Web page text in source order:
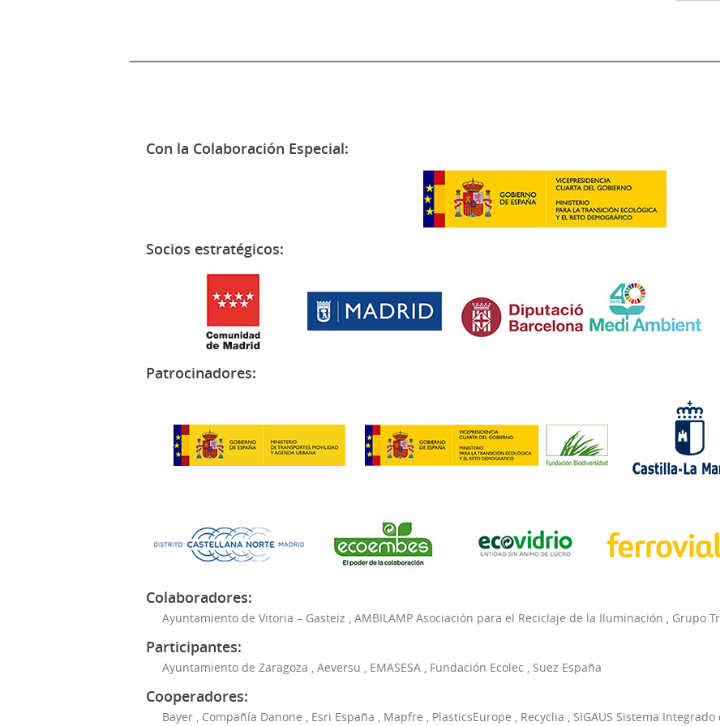
Con la Colaboración Especial:
Socios estratégicos:
Patrocinadores:
Colaboradores:
Ayuntamiento de Vitoria – Gasteiz AMBILAMP Asociación para el Reciclaje de la Iluminación Grupo
Participantes:
Ayuntamiento de Zaragoza Aeversu EMASESA Fundación Ecolec Suez España
Cooperadores:
Bayer Compañía Danone Esri España Mapfre PlasticsEurope Recyclia SIGAUS Sistema